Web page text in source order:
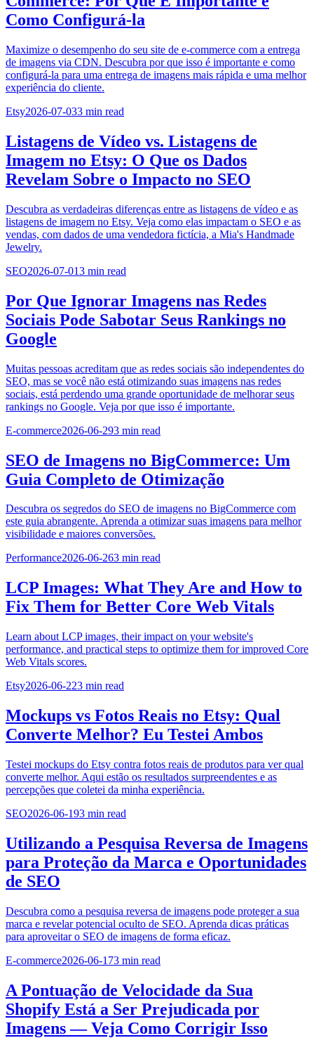
Como Configurá-la
Maximize o desempenho do seu site de e-commerce com a entrega
de imagens via CDN. Descubra por que isso é importante e como
configurá-la para uma entrega de imagens mais rápida e uma melhor
experiência do cliente.
Etsy2026-07-033 min read
Listagens de Vídeo vs. Listagens de
Imagem no Etsy: O Que os Dados
Revelam Sobre o Impacto no SEO
Descubra as verdadeiras diferenças entre as listagens de vídeo e as
listagens de imagem no Etsy. Veja como elas impactam o SEO e as
vendas, com dados de uma vendedora fictícia, a Mia's Handmade
Jewelry.
SEO2026-07-013 min read
Por Que Ignorar Imagens nas Redes
Sociais Pode Sabotar Seus Rankings no
Google
Muitas pessoas acreditam que as redes sociais são independentes do
SEO, mas se você não está otimizando suas imagens nas redes
sociais, está perdendo uma grande oportunidade de melhorar seus
rankings no Google. Veja por que isso é importante.
E-commerce2026-06-293 min read
SEO de Imagens no BigCommerce: Um
Guia Completo de Otimização
Descubra os segredos do SEO de imagens no BigCommerce com
este guia abrangente. Aprenda a otimizar suas imagens para melhor
visibilidade e maiores conversões.
Performance2026-06-263 min read
LCP Images: What They Are and How to
Fix Them for Better Core Web Vitals
Learn about LCP images, their impact on your website's
performance, and practical steps to optimize them for improved Core
Web Vitals scores.
Etsy2026-06-223 min read
Mockups vs Fotos Reais no Etsy: Qual
Converte Melhor? Eu Testei Ambos
Testei mockups do Etsy contra fotos reais de produtos para ver qual
converte melhor. Aqui estão os resultados surpreendentes e as
percepções que coletei da minha experiência.
SEO2026-06-193 min read
Utilizando a Pesquisa Reversa de Imagens
para Proteção da Marca e Oportunidades
de SEO
Descubra como a pesquisa reversa de imagens pode proteger a sua
marca e revelar potencial oculto de SEO. Aprenda dicas práticas
para aproveitar o SEO de imagens de forma eficaz.
E-commerce2026-06-173 min read
A Pontuação de Velocidade da Sua
Shopify Está a Ser Prejudicada por
Imagens — Veja Como Corrigir Isso